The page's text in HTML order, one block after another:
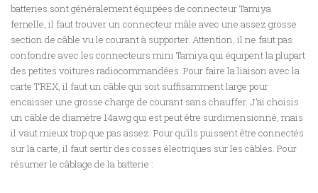
batteries sont généralement équipées de connecteur Tamiya
femelle, il faut trouver un connecteur mâle avec une assez grosse
section de câble vu le courant à supporter. Attention, il ne faut pas
confondre avec les connecteurs mini Tamiya qui équipent la plupart
des petites voitures radiocommandées. Pour faire la liaison avec la
carte T’REX, il faut un câble qui soit suffisamment large pour
encaisser une grosse charge de courant sans chauffer. J’ai choisis
un câble de diamètre 14awg qui est peut être surdimensionné, mais
il vaut mieux trop que pas assez. Pour qu’ils puissent être connectés
sur la carte, il faut sertir des cosses électriques sur les câbles. Pour
résumer le câblage de la batterie :